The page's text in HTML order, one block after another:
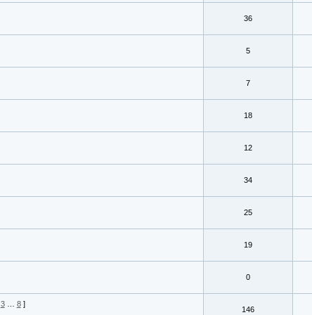
36
5
7
18
12
34
25
19
0
3 8 ]
146